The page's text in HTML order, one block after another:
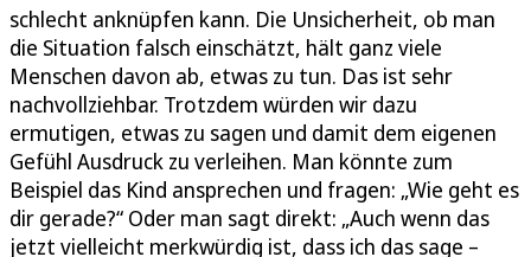
schlecht anknüpfen kann. Die Unsicherheit, ob man
die Situation falsch einschätzt, hält ganz viele
Menschen davon ab, etwas zu tun. Das ist sehr
nachvollziehbar. Trotzdem würden wir dazu
ermutigen, etwas zu sagen und damit dem eigenen
Gefühl Ausdruck zu verleihen. Man könnte zum
Beispiel das Kind ansprechen und fragen: „Wie geht es
dir gerade?“ Oder man sagt direkt: „Auch wenn das
jetzt vielleicht merkwürdig ist, dass ich das sage –